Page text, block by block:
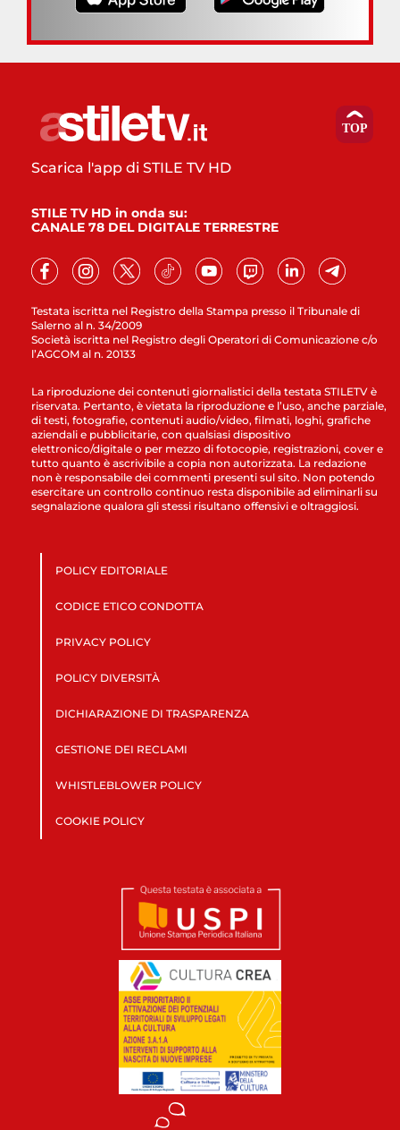
Testata iscritta nel Registro della Stampa presso il Tribunale di
Salerno al n. 34/2009
Società iscritta nel Registro degli Operatori di Comunicazione c/o
l’AGCOM al n. 20133
Scarica l'app di STILE TV HD
STILE TV HD in onda su:
CANALE 78 DEL DIGITALE TERRESTRE
La riproduzione dei contenuti giornalistici della testata STILETV è
riservata. Pertanto, è vietata la riproduzione e l’uso, anche parziale,
di testi, fotografie, contenuti audio/video, filmati, loghi, grafiche
aziendali e pubblicitarie, con qualsiasi dispositivo
elettronico/digitale o per mezzo di fotocopie, registrazioni, cover e
tutto quanto è ascrivibile a copia non autorizzata. La redazione
non è responsabile dei commenti presenti sul sito. Non potendo
esercitare un controllo continuo resta disponibile ad eliminarli su
segnalazione qualora gli stessi risultano offensivi e oltraggiosi.
POLICY EDITORIALE
CODICE ETICO CONDOTTA
PRIVACY POLICY
POLICY DIVERSITÀ
DICHIARAZIONE DI TRASPARENZA
GESTIONE DEI RECLAMI
WHISTLEBLOWER POLICY
COOKIE POLICY